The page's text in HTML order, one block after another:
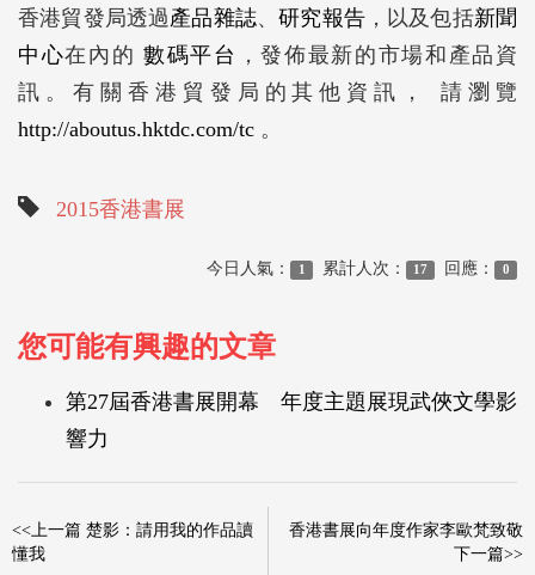
香港貿發局透過產品雜誌、研究報告，以及包括新聞
中心在內的數碼平台 ，發佈最新的市場和產品資
訊。有關香港貿發局的其他資訊， 請瀏覽
http://aboutus.hktdc.com/tc 。
2015香港書展
今日人氣： 1 累計人次： 17 回應： 0
您可能有興趣的文章
第27屆香港書展開幕 年度主題展現武俠文學影
響力
<<上一篇 楚影：請用我的作品讀
懂我
香港書展向年度作家李歐梵致敬
下一篇>>